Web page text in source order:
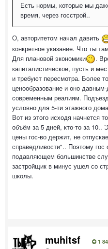
Есть нормы, которые мы
время, через госстрой..
О, авторитетом начал давить
конкретное указание. Что ты
Для плановой экономики
.
капиталистическое, пусть и
и требуют пересмотра. Более
ценообразование и оно
современным реалиям.
условно для 5-ти этажного
Вот из этого исходя начнется
объём за 5 дней, кто-то за 10..
цены гос-во держит, не
справедливости".. Поэтому
подавляющем большинстве
застройщик в минус ушел со
школы.
muhitsf 1